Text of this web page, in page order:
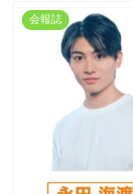
会報誌